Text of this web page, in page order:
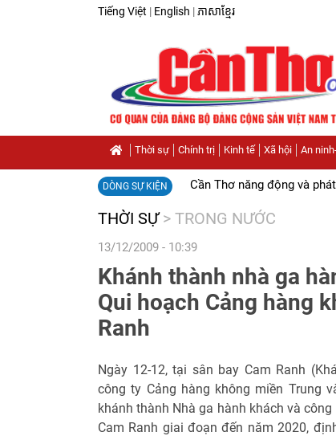
Tiếng Việt | English | ភាសាខ្មែរ
Thời sự Chính trị Kinh tế Xã hội An
DÒNG SỰ KIỆN Cần Thơ năng động và
THỜI SỰ > TRONG NƯỚC
13/12/2009 - 10:39
Khánh thành nhà ga
Qui hoạch Cảng hàng
Ranh
Ngày 12-12, tại sân bay Cam Ranh
công ty Cảng hàng không miền Trung
khánh thành Nhà ga hành khách và
Cam Ranh giai đoạn đến năm 2020,